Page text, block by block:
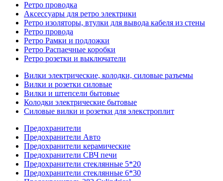
Ретро проводка
Аксессуары для ретро электрики
Ретро изоляторы, втулки для вывода кабеля из стены
Ретро провода
Ретро Рамки и подложки
Ретро Распаечные коробки
Ретро розетки и выключатели
Вилки электрические, колодки, силовые разъемы
Вилки и розетки силовые
Вилки и штепсели бытовые
Колодки электрические бытовые
Силовые вилки и розетки для элекстроплит
Предохранители
Предохранители Авто
Предохранители керамические
Предохранители СВЧ печи
Предохранители стеклянные 5*20
Предохранители стеклянные 6*30